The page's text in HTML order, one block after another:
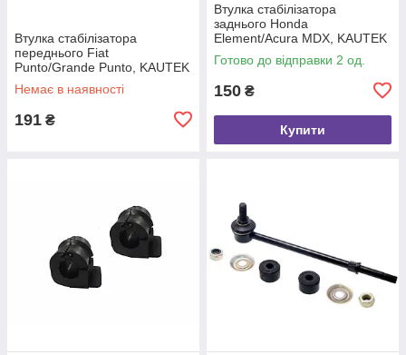
Втулка стабілізатора
переднього Fiat
Punto/Grande Punto, KAUTEK
(FIBS120)
Немає в наявності
191 ₴
Втулка стабілізатора
заднього Honda
Element/Acura MDX, KAUTEK
(HOBS188)
Готово до відправки 2 од.
150 ₴
Купити